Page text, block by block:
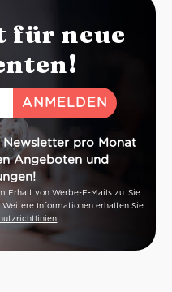
für neue
pro Monat
Angeboten und
Erhalt von Werbe-E-Mails zu. Sie
Informationen erhalten Sie